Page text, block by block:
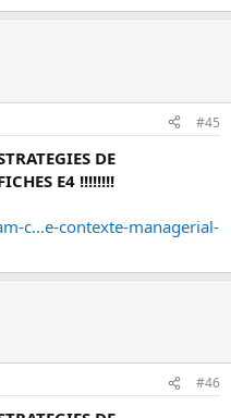
#45
DE
E4 !!!!!!!!
c...e-contexte-managerial-
#46